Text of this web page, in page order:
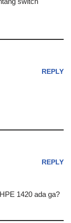
REPLY
REPLY
1420 ada ga?